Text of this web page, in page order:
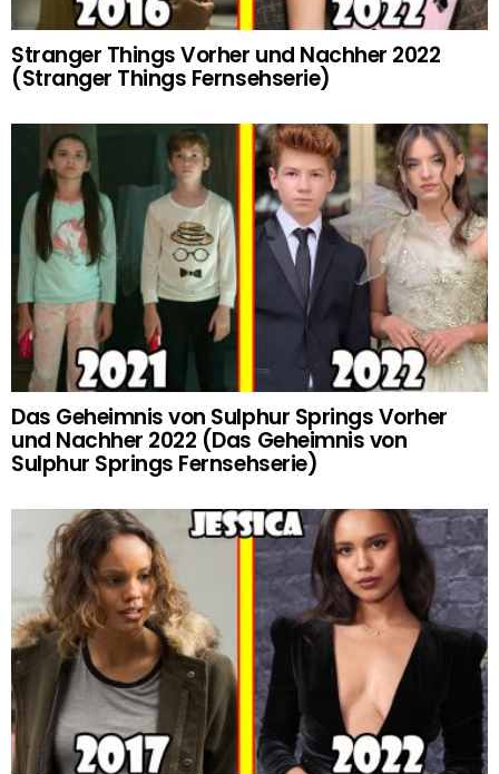
Stranger Things Vorher und Nachher 2022
(Stranger Things Fernsehserie)
Das Geheimnis von Sulphur Springs Vorher
und Nachher 2022 (Das Geheimnis von
Sulphur Springs Fernsehserie)